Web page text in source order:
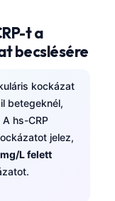
t a
becslésére
kockázat
betegeknél,
hs-CRP
jelez,
L felett